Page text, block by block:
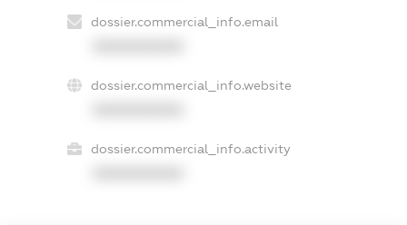
dossier.commercial_info.email
dossier.commercial_info.website
dossier.commercial_info.activity